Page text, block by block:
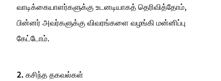
வாடிக்கையாளர்களுக்கு உடனடியாகத் தெரிவித்தோம்,
பின்னர் அவர்களுக்கு விவரங்களை வழங்கி மன்னிப்பு
கேட்டோம்.
2. கசிந்த தகவல்கள்